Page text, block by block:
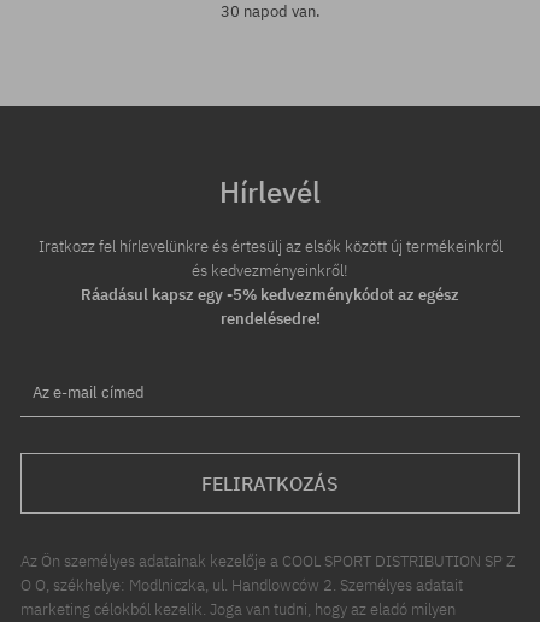
30 napod van.
Hírlevél
Iratkozz fel hírlevelünkre és értesülj az elsők között új termékeinkről
és kedvezményeinkről!
Ráadásul kapsz egy -5% kedvezménykódot az egész
rendelésedre!
Az e-mail címed
FELIRATKOZÁS
Az Ön személyes adatainak kezelője a COOL SPORT DISTRIBUTION SP Z
O O, székhelye: Modlniczka, ul. Handlowców 2. Személyes adatait
marketing célokból kezelik. Joga van tudni, hogy az eladó milyen